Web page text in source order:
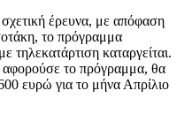
έρευνα, με απόφαση
το πρόγραμμα
τηλεκατάρτιση καταργείται.
αφορούσε το πρόγραμμα, θα
ευρώ για το μήνα Απρίλιο